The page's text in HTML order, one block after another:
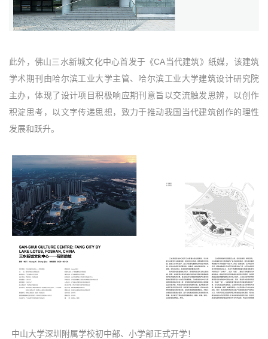
此外，佛山三水新城文化中心首发于《CA当代建筑》纸媒，该建筑
学术期刊由哈尔滨工业大学主管、哈尔滨工业大学建筑设计研究院
主办，体现了设计项目积极响应期刊意旨以交流触发思辨，以创作
积淀思考，以文字传递思想，致力于推动我国当代建筑创作的理性
发展和跃升。
中山大学深圳附属学校初中部、小学部正式开学！